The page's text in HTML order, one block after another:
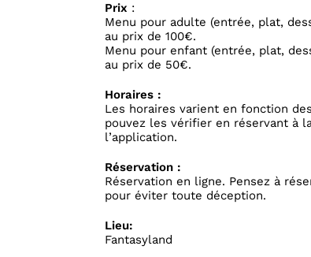
Prix :
Menu pour adulte (entrée, plat,
au prix de 100€.
Menu pour enfant (entrée, plat,
au prix de 50€.
Horaires :
Les horaires varient en fonction
pouvez les vérifier en réservant à
l’application.
Réservation :
Réservation en ligne. Pensez à
pour éviter toute déception.
Lieu:
Fantasyland